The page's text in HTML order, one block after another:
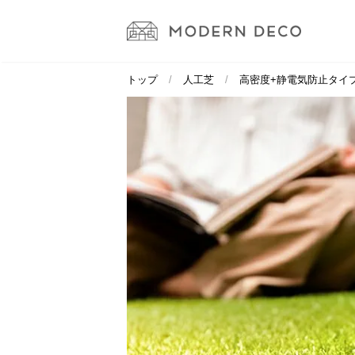
トップ 人工芝 高密度+静電気防止タイ